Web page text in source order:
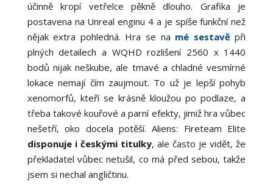
účinně kropí vetřelce pěkně dlouho. Grafika je
postavena na Unreal enginu 4 a je spíše funkční než
nějak extra pohledná. Hra se na mé sestavěpři
plných detailech a WQHD rozlišení 2560 x 1440
bodů nijak neškube, ale tmavé a chladné vesmírné
lokace nemají čím zaujmout. To už je lepší pohyb
xenomorfů, kteří se krásně kloužou po podlaze, a
třeba takové kouřové a parní efekty, jimiž hra vůbec
nešetří, oko docela potěší. Aliens: Fireteam Elite
disponuje i českými titulky, ale často je vidět, že
překladatel vůbec netušil, co má před sebou, takže
jsem si nechal angličtinu.